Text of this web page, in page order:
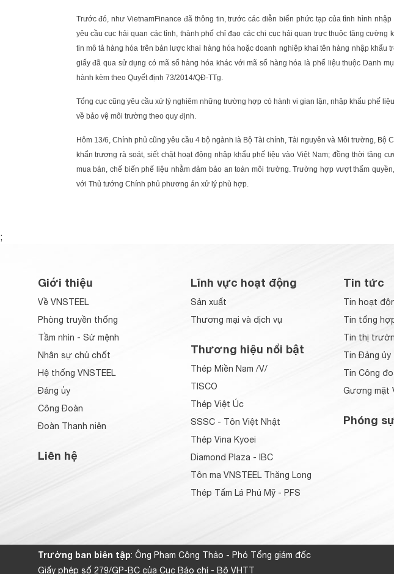
Trước đó, như VietnamFinance đã thông tin, trước các diễn biến phức tạp của tình hình
yêu cầu cục hải quan các tỉnh, thành phố chỉ đạo các chi cục hải quan trực thuộc tăng cường
tin mô tả hàng hóa trên bản lược khai hàng hóa hoặc doanh nghiệp khai tên hàng nhập khẩu
giấy đã qua sử dụng có mã số hàng hóa khác với mã số hàng hóa là phế liệu thuộc Danh
hành kèm theo Quyết định 73/2014/QĐ-TTg.
Tổng cục cũng yêu cầu xử lý nghiêm những trường hợp có hành vi gian lận, nhập khẩu phế
về bảo vệ môi trường theo quy định.
Hôm 13/6, Chính phủ cũng yêu cầu 4 bộ ngành là Bộ Tài chính, Tài nguyên và Môi trường, Bộ
khẩn trương rà soát, siết chặt hoạt động nhập khẩu phế liệu vào Việt Nam; đồng thời tăng
mua bán, chế biến phế liệu nhằm đảm bảo an toàn môi trường. Trường hợp vượt thẩm
với Thủ tướng Chính phủ phương án xử lý phù hợp.
;
Giới thiệu
Về VNSTEEL
Phòng truyền thống
Tầm nhìn - Sứ mệnh
Nhân sự chủ chốt
Hệ thống VNSTEEL
Đảng ủy
Công Đoàn
Đoàn Thanh niên
Liên hệ
Lĩnh vực hoạt động
Sản xuất
Thương mại và dịch vụ
Thương hiệu nổi bật
Thép Miền Nam /V/
TISCO
Thép Việt Úc
SSSC - Tôn Việt Nhật
Thép Vina Kyoei
Diamond Plaza - IBC
Tôn mạ VNSTEEL Thăng Long
Thép Tấm Lá Phú Mỹ - PFS
Tin tức
Tin hoạt
Tin tổng
Tin thị
Tin Đảng ủy
Tin Công
Gương mặt
Phóng
Trưởng ban biên tập: Ông Phạm Công Thảo - Phó Tổng giám đốc
Giấy phép số 279/GP-BC của Cục Báo chí - Bộ VHTT